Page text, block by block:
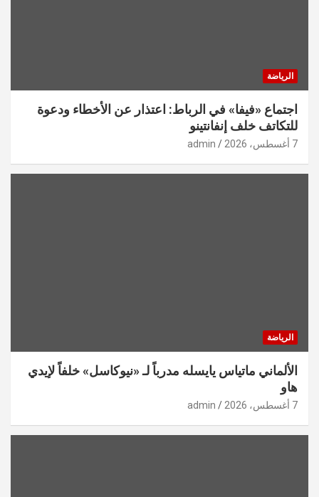
الرياضة
اجتماع «فيفا» في الرباط: اعتذار عن الأخطاء ودعوة
للتكاتف خلف إنفانتينو
7 أغسطس، 2026 admin
الرياضة
الألماني ماتياس يايسله مدرباً لـ «نيوكاسل» خلفاً لإيدي
هاو
7 أغسطس، 2026 admin